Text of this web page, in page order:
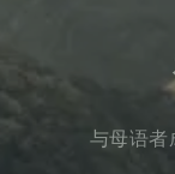
与母语者